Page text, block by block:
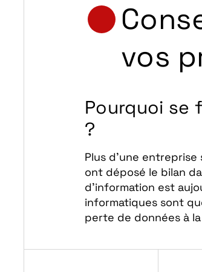
vos
Pourquoi se
?
Plus d’une
ont déposé le bilan
d’information est
informatiques sont
perte de données à